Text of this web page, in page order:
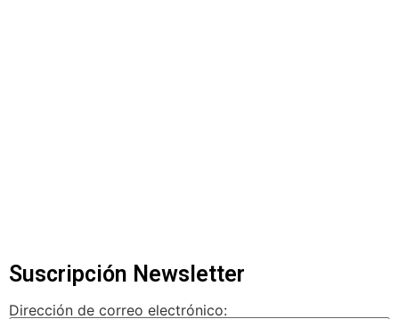
Suscripción Newsletter
Dirección de correo electrónico: